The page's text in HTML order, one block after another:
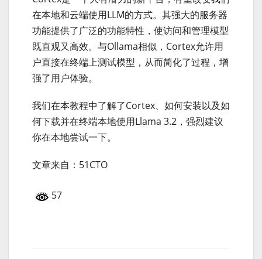
在本地和云端使用LLM的方式。其强大的服务器
功能提供了广泛的功能特性，使访问和管理模型
既直观又高效。与Ollama相似，Cortex允许用
户直接在终端上测试模型，从而简化了过程，增
强了用户体验。
我们在本教程中了解了Cortex、如何安装以及如
何下载并在终端本地使用Llama 3.2，强烈建议
你在本地尝试一下。
文章来自：51CTO
57